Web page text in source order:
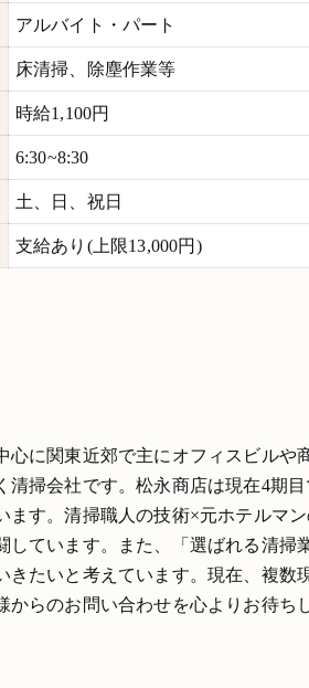
アルバイト・パート
床清掃、除塵作業等
時給1,100円
6:30~8:30
土、日、祝日
支給あり(上限13,000円)
心に関東近郊で主にオフィスビルや
清掃会社です。松永商店は現在4期
ます。清掃職人の技術×元ホテルマ
しています。また、「選ばれる清掃
きたいと考えています。現在、複数
らのお問い合わせを心よりお待ち